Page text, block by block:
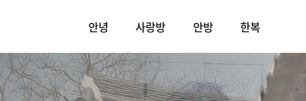
안녕 사랑방 안방 한복